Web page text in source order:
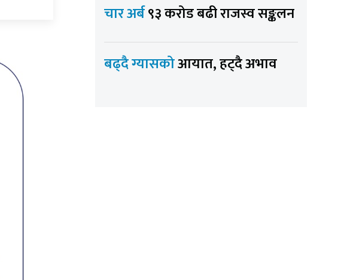
चार अर्ब९३ करोड बढी राजस्व सङ्कलन
बढ्दै ग्यासकोआयात, हट्दै अभाव